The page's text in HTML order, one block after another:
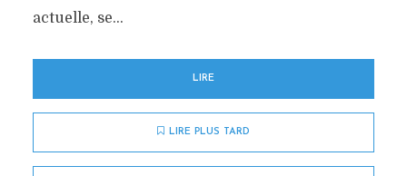
actuelle, se...
LIRE
LIRE PLUS TARD